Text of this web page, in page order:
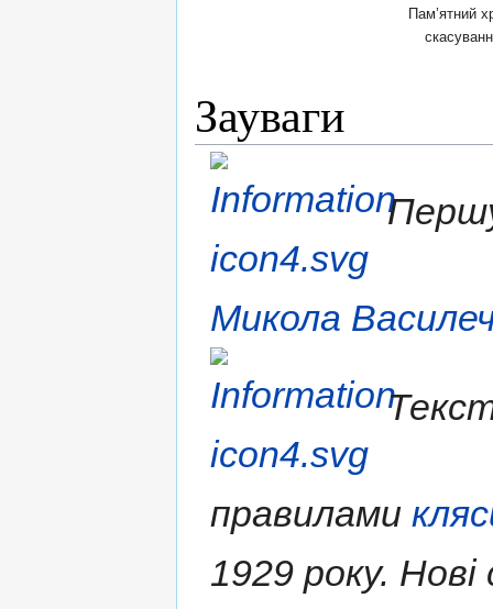
Пам’ятний
Зауваги
Першу
Микола
правилами
1929 року.